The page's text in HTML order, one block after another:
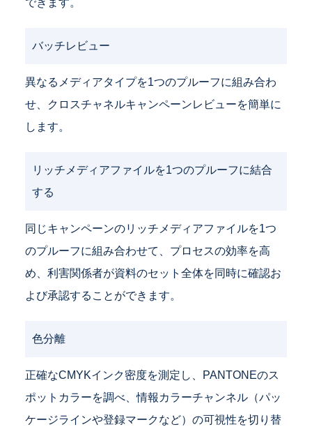
できます。
バッチレビュー
異なるメディアタイプを1つのプルーフに組み合わ
せ、クロスチャネルキャンペーンレビューを簡単に
します。
リッチメディアファイルを1つのプルーフに結合
する
同じキャンペーンのリッチメディアファイルを1つ
のプルーフに組み合わせて、プロセスの効率を高
め、利害関係者が資料のセット全体を同時に確認お
よび承認することができます。
色分離
正確なCMYKインク密度を測定し、PANTONEのス
ポットカラーを調べ、情報カラーチャンネル（パッ
ケージラインや登録マークなど）の可視性を切り替